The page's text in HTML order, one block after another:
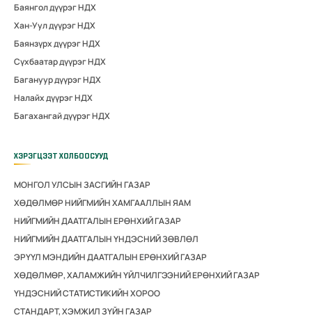
Баянгол дүүрэг НДХ
Хан-Уул дүүрэг НДХ
Баянзүрх дүүрэг НДХ
Сүхбаатар дүүрэг НДХ
Багануур дүүрэг НДХ
Налайх дүүрэг НДХ
Багахангай дүүрэг НДХ
ХЭРЭГЦЭЭТ ХОЛБООСУУД
МОНГОЛ УЛСЫН ЗАСГИЙН ГАЗАР
ХӨДӨЛМӨР НИЙГМИЙН ХАМГААЛЛЫН ЯАМ
НИЙГМИЙН ДААТГАЛЫН ЕРӨНХИЙ ГАЗАР
НИЙГМИЙН ДААТГАЛЫН ҮНДЭСНИЙ ЗӨВЛӨЛ
ЭРҮҮЛ МЭНДИЙН ДААТГАЛЫН ЕРӨНХИЙ ГАЗАР
ХӨДӨЛМӨР, ХАЛАМЖИЙН ҮЙЛЧИЛГЭЭНИЙ ЕРӨНХИЙ ГАЗАР
ҮНДЭСНИЙ СТАТИСТИКИЙН ХОРОО
СТАНДАРТ, ХЭМЖИЛ ЗҮЙН ГАЗАР